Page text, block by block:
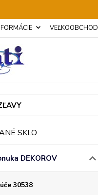
VEĽKOOBCHOD
SKLO
DEKOROV
30538